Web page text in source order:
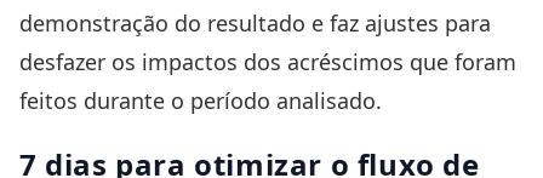
demonstração do resultado e faz ajustes para
desfazer os impactos dos acréscimos que foram
feitos durante o período analisado.
7 dias para otimizar o fluxo de